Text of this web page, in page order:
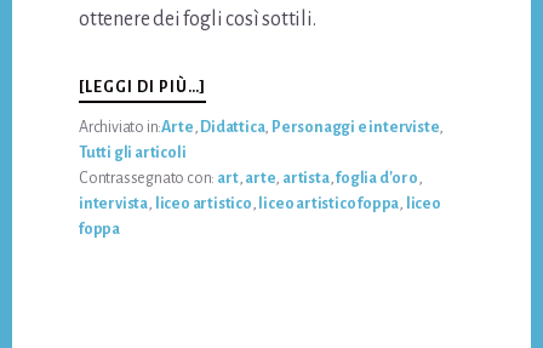
ottenere dei fogli così sottili.
[LEGGI DI PIÙ…]
LEZIONE
CON
ALLA
SCOPERTA
Archiviato in:Arte, Didattica, Personaggi e interviste,
Tutti gli articoli
Contrassegnato con: art, arte, artista,foglia d'oro,
intervista, liceo artistico, liceo artistico foppa, liceo
foppa